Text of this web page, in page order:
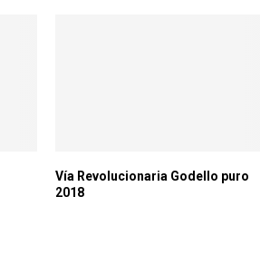
Vía Revolucionaria Godello puro
2018